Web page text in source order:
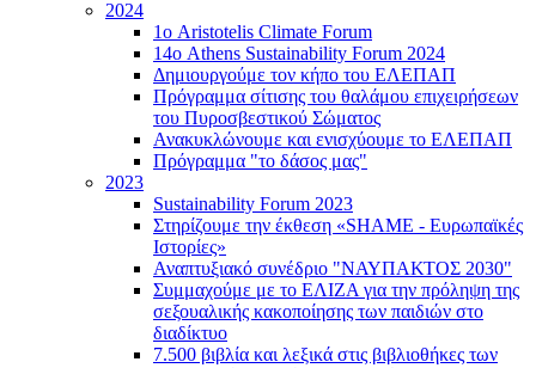
2024
1ο Aristotelis Climate Forum
14ο Athens Sustainability Forum 2024
Δημιουργούμε τον κήπο του ΕΛΕΠΑΠ
Πρόγραμμα σίτισης του θαλάμου επιχειρήσεων
του Πυροσβεστικού Σώματος
Ανακυκλώνουμε και ενισχύουμε το ΕΛΕΠΑΠ
Πρόγραμμα "το δάσος μας"
2023
Sustainability Forum 2023
Στηρίζουμε την έκθεση «SHAME - Ευρωπαϊκές
Ιστορίες»
Αναπτυξιακό συνέδριο "ΝΑΥΠΑΚΤΟΣ 2030"
Συμμαχούμε με το ΕΛΙΖΑ για την πρόληψη της
σεξουαλικής κακοποίησης των παιδιών στο
διαδίκτυο
7.500 βιβλία και λεξικά στις βιβλιοθήκες των